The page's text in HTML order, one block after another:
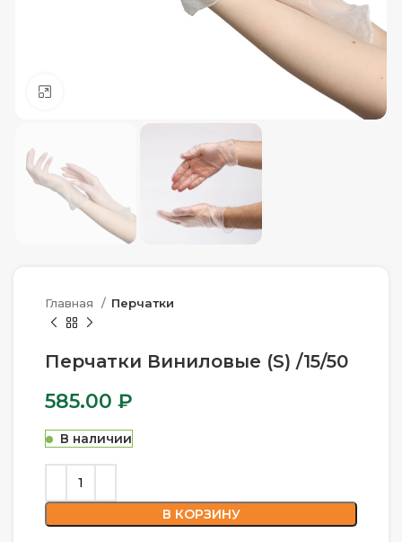
Главная Перчатки
Перчатки Виниловые (S) /15/50
585.00 ₽
В наличии
В КОРЗИНУ